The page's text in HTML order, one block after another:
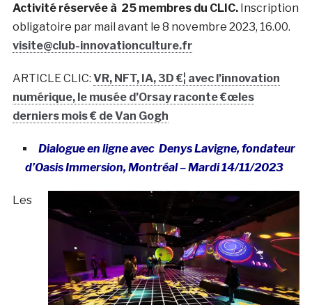
Activité réservée à 25 membres du CLIC.Inscription
obligatoire par mail avant le 8 novembre 2023, 16.00.
visite@club-innovationculture.fr
ARTICLE CLIC: VR, NFT, IA, 3D €¦ avec l’innovation
numérique, le musée d’Orsay raconte €œles
derniers mois € de Van Gogh
Dialogue en ligne avec Denys Lavigne, fondateur
d’Oasis Immersion, Montréal – Mardi 14/11/2023
Les